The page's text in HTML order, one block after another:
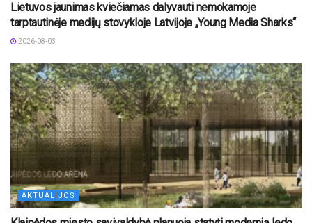
Lietuvos jaunimas kviečiamas dalyvauti nemokamoje
tarptautinėje medijų stovykloje Latvijoje „Young Media Sharks“
2026-08-03
AKTUALIJOS